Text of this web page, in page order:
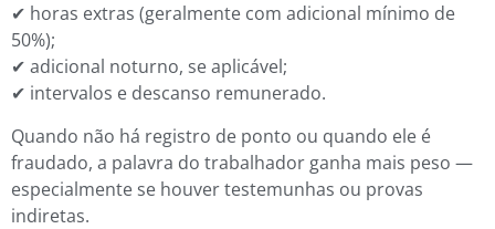
✔ horas extras (geralmente com adicional mínimo de
50%);
✔ adicional noturno, se aplicável;
✔ intervalos e descanso remunerado.
Quando não há registro de ponto ou quando ele é
fraudado, a palavra do trabalhador ganha mais peso —
especialmente se houver testemunhas ou provas
indiretas.